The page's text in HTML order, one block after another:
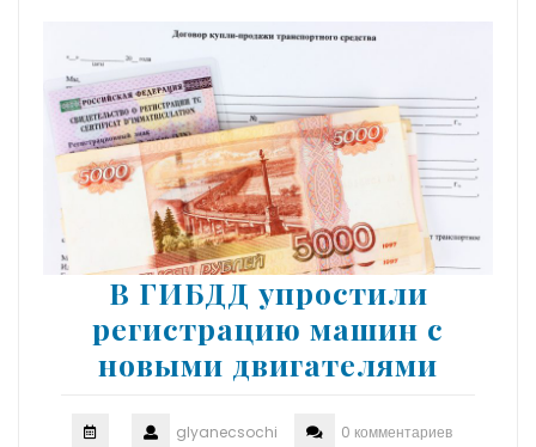
В ГИБДД упростили
регистрацию машин с
новыми двигателями
glyanecsochi 0 комментариев